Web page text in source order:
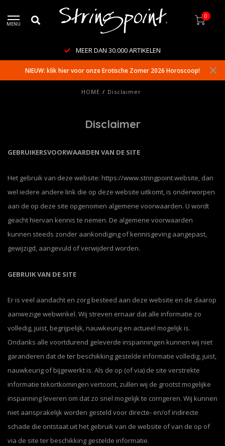
MENU
0
MEER DAN 30.000 ARTIKELEN
NIEUW: klik hier voor onze Erotische Zomer 2026 Horoscoop!
HOME / Disclaimer
Disclaimer
GEBRUIKERSVOORWAARDEN VAN DE SITE
Het gebruik van deze website: https://www.stringpoint.website, dan
wel iedere andere link die op deze website uitkomt, is onderworpen
aan de op deze site opgenomen algemene voorwaarden. U wordt
geacht hiervan kennis te nemen. De algemene voorwaarden
kunnen steeds zonder aankondiging of kennisgeving aangepast,
gewijzigd, aangevuld of verwijderd worden.
GEBRUIK VAN DE SITE
Er is veel aandacht en zorg besteed aan deze website en de daarop
aanwezige webwinkel. Wij streven ernaar dat alle informatie zo
volledig, juist, begrijpelijk, nauwkeurig en actueel mogelijk is.
Ondanks alle voortdurend geleverde inspanningen kunnen wij niet
garanderen dat de ter beschikking gestelde informatie volledig, juist,
nauwkeurig of bijgewerkt is. Als de op (of via) de site verstrekte
informatie tekortkomingen vertoont, zullen wij de grootst mogelijke
inspanning leveren om dat zo snel mogelijk te corrigeren. Wij kunnen
niet aansprakelijk worden gesteld voor directe- en/of indirecte
schade die ontstaat uit het gebruik van de website of van de op of
via de site ter beschikking gestelde informatie.